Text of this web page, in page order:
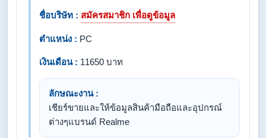
ชื่อบริษัท : สมัครสมาชิก เพื่อดูข้อมูล
ตำแหน่ง : PC
เงินเดือน : 11650 บาท
ลักษณะงาน :
เชียร์ขายและให้ข้อมูลสินค้ามือถือและอุปกรณ์
ต่างๆแบรนด์ Realme